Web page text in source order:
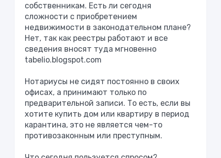
собственникам. Есть ли сегодня
сложности с приобретением
недвижимости в законодательном плане?
Нет, так как реестры работают и все
сведения вносят туда мгновенно
tabelio.blogspot.com
Нотариусы не сидят постоянно в своих
офисах, а принимают только по
предварительной записи. То есть, если вы
хотите купить дом или квартиру в период
карантина, это не является чем-то
противозаконным или преступным.